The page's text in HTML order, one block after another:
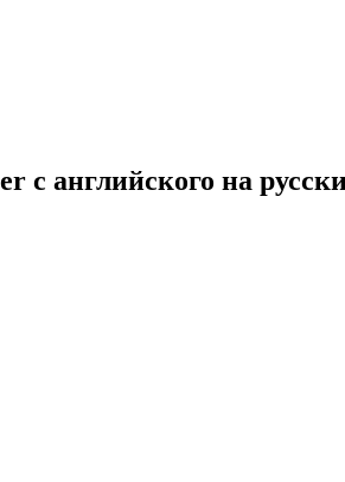
с английского на